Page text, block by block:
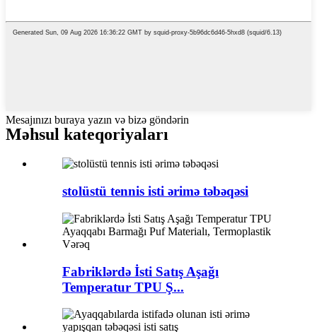
Mesajınızı buraya yazın və bizə göndərin
Məhsul kateqoriyaları
stolüstü tennis isti ərimə təbəqəsi
Fabriklərdə İsti Satış Aşağı
Temperatur TPU Ş...